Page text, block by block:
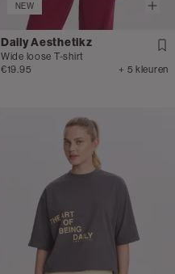
NEW
Daily Aesthetikz
Wide loose T-shirt
€19.95
+ 5 kleuren